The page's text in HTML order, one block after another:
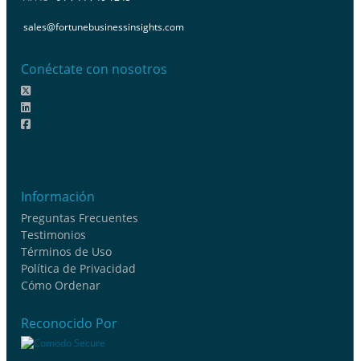
sales@fortunebusinessinsights.com
Conéctate con nosotros
Información
Preguntas Frecuentes
Testimonios
Términos de Uso
Política de Privacidad
Cómo Ordenar
Reconocido Por